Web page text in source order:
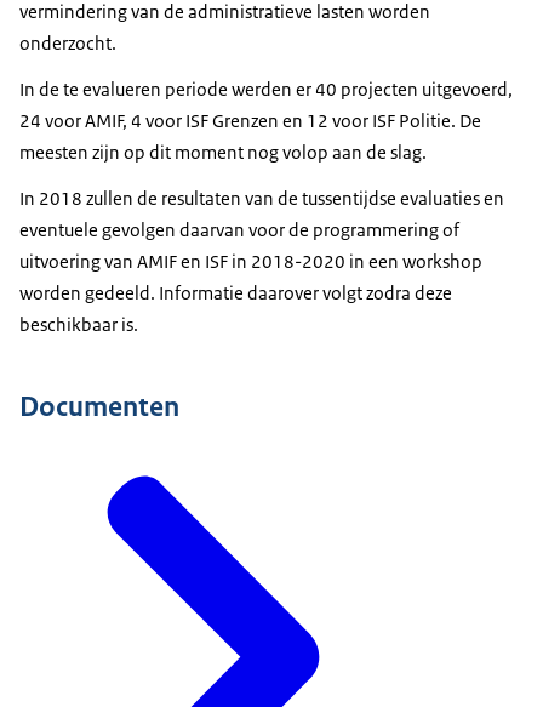
vermindering van de administratieve lasten worden
onderzocht.
In de te evalueren periode werden er 40 projecten uitgevoerd,
24 voor AMIF, 4 voor ISF Grenzen en 12 voor ISF Politie. De
meesten zijn op dit moment nog volop aan de slag.
In 2018 zullen de resultaten van de tussentijdse evaluaties en
eventuele gevolgen daarvan voor de programmering of
uitvoering van AMIF en ISF in 2018-2020 in een workshop
worden gedeeld. Informatie daarover volgt zodra deze
beschikbaar is.
Documenten